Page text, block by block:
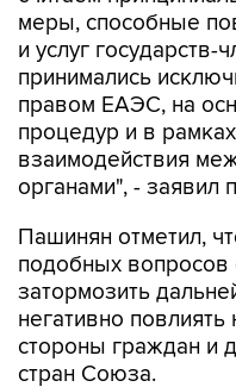
меры, способные
и услуг
принимались
правом ЕАЭС, на
процедур и в
взаимодействия
органами", - заявил
Пашинян отметил,
подобных вопросов
затормозить
негативно
стороны граждан и
стран Союза.